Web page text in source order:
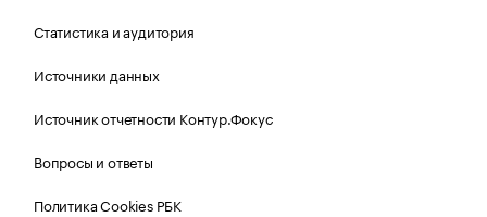
Статистика и аудитория
Источники данных
Источник отчетности Контур.Фокус
Вопросы и ответы
Политика Cookies РБК